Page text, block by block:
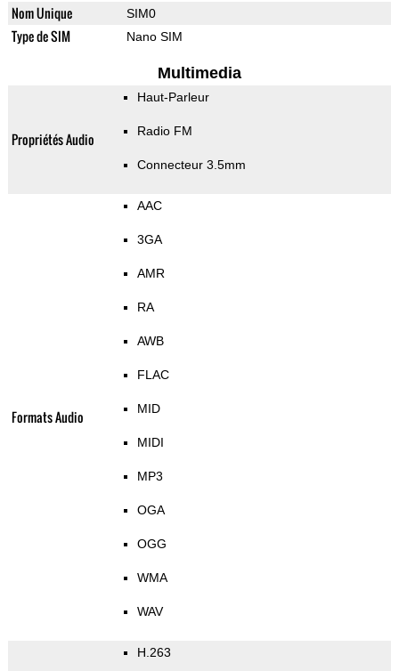
Nom Unique SIM0
Type de SIM Nano SIM
Multimedia
Propriétés Audio
Haut-Parleur
Radio FM
Connecteur 3.5mm
Formats Audio
AAC
3GA
AMR
RA
AWB
FLAC
MID
MIDI
MP3
OGA
OGG
WMA
WAV
H.263